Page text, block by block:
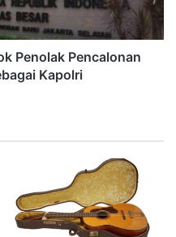
Penolak Pencalonan
Kapolri